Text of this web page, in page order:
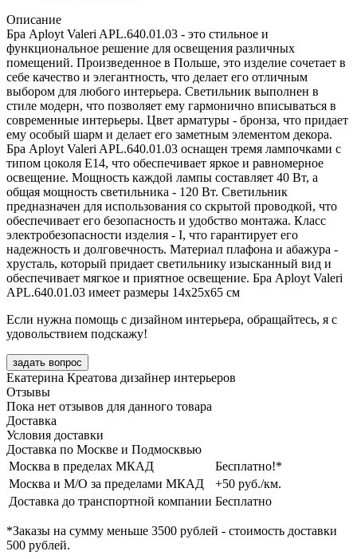
Описание
Бра Aployt Valeri APL.640.01.03 - это стильное и
функциональное решение для освещения различных
помещений. Произведенное в Польше, это изделие сочетает в
себе качество и элегантность, что делает его отличным
выбором для любого интерьера. Светильник выполнен в
стиле модерн, что позволяет ему гармонично вписываться в
современные интерьеры. Цвет арматуры - бронза, что придает
ему особый шарм и делает его заметным элементом декора.
Бра Aployt Valeri APL.640.01.03 оснащен тремя лампочками с
типом цоколя E14, что обеспечивает яркое и равномерное
освещение. Мощность каждой лампы составляет 40 Вт, а
общая мощность светильника - 120 Вт. Светильник
предназначен для использования со скрытой проводкой, что
обеспечивает его безопасность и удобство монтажа. Класс
электробезопасности изделия - I, что гарантирует его
надежность и долговечность. Материал плафона и абажура -
хрусталь, который придает светильнику изысканный вид и
обеспечивает мягкое и приятное освещение. Бра Aployt Valeri
APL.640.01.03 имеет размеры 14x25x65 см
Если нужна помощь с дизайном интерьера, обращайтесь, я с
удовольствием подскажу!
задать вопрос
Екатерина Креатова дизайнер интерьеров
Отзывы
Пока нет отзывов для данного товара
Доставка
Условия доставки
Доставка по Москве и Подмосквью
Москва в пределах МКАД
Бесплатно!*
Москва и М/О за пределами МКАД
+50 руб./км.
Доставка до транспортной компании Бесплатно
*Заказы на сумму меньше 3500 рублей - стоимость доставки
500 рублей.